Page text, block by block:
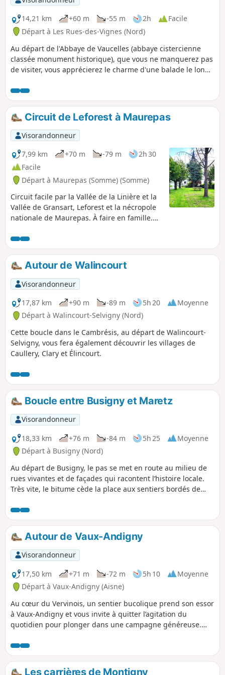
et quiétude, idéal pour savourer le charme simple des
villages du Cambrésis.
14,21 km
+60 m -55 m 2h
Facile
Départ à Les Rues-des-Vignes (Nord)
Au départ de l'Abbaye de Vaucelles (abbaye cistercienne
classée monument historique), que vous ne manquerez pas
de visiter, vous apprécierez le charme d'une balade le long
magnifiques points de vue sur les plaines du Cambrésis.
Circuit de Leforest à Maurepas
Visorandonneur
7,99 km
+70 m -79 m
2h 30
Facile
Départ à Maurepas (Somme) (Somme)
Circuit facile par la Vallée de la Linière et la
Vallée de Gransart, Leforest et la nécropole
nationale de Maurepas. À faire en famille.
Autour de Walincourt
Visorandonneur
17,87 km
+90 m -89 m 5h 20
Moyenne
Départ à Walincourt-Selvigny (Nord)
Cette boucle dans le Cambrésis, au départ de Walincourt-
Selvigny, vous fera également découvrir les villages de
Caullery, Clary et Élincourt.
Boucle entre Busigny et Maretz
Visorandonneur
18,33 km
+76 m -84 m 5h 25
Moyenne
Départ à Busigny (Nord)
Au départ de Busigny, le pas se met en route au milieu de
rues vivantes et de façades qui racontent l’histoire locale.
Très vite, le bitume cède la place aux sentiers bordés de
terre et le chant des oiseaux accompagnent la marche,
tissant un contraste saisissant avec l’animation du départ.
De village en village, la campagne se fait complice, offrant
des panoramas apaisants, jusqu’à l’approche de Maretz, où
la vie retrouve son doux tumulte. Un itinéraire qui marie la
richesse du patrimoine urbain et la quiétude des espaces
naturels, parfait pour celles et ceux qui aiment varier les
ambiances au fil des pas
Autour de Vaux-Andigny
Visorandonneur
17,50 km
+71 m -72 m 5h 10
Moyenne
Départ à Vaux-Andigny (Aisne)
Au cœur du Vervinois, un sentier bucolique prend son essor
à Vaux-Andigny et vous invite à quitter l’agitation du
quotidien pour plonger dans une campagne généreuse.
des prairies innondées de lumière avant d’atteindre
Andigny-les-Fermes, où le charme discret des fermes à
colombages révèle un patrimoine rural préservé. Vous
Les carrières de Montigny